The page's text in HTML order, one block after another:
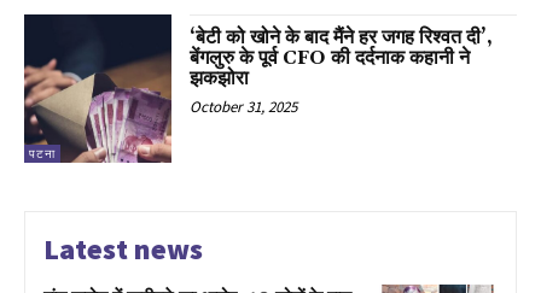
पटना
‘बेटी को खोने के बाद मैंने हर जगह रिश्वत दी’,
बेंगलुरु के पूर्व CFO की दर्दनाक कहानी ने
झकझोरा
October 31, 2025
Latest news